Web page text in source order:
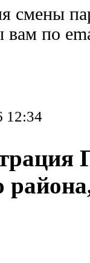
смены
вам по
12:34